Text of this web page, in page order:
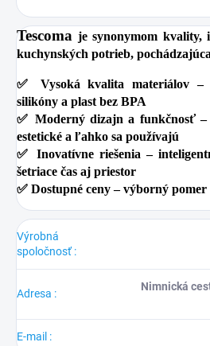
Tescoma je synonymom kvality,
kuchynských potrieb,
✅ Vysoká kvalita materiálov –
silikóny a plast bez BPA
✅ Moderný dizajn a funkčnosť–
estetické a ľahko sa používajú
✅ Inovatívne riešenia–
šetriace čas aj priestor
✅ Dostupné ceny– výborný pomer
Výrobná
spoločnosť :
Adresa :
Nimnická
E-mail :